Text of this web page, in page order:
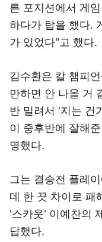
른 포지션에서 게
하다가 탑을 했다.
가 있었다"고 했다.
김수환은 칼 챔피
만하면 안 나올 거
반 밀려서 '지는 건
이 중후반에 잘해
명했다.
그는 결승전 플레
데 한 끗 차이로 패
'스카웃' 이예찬의
답했다.